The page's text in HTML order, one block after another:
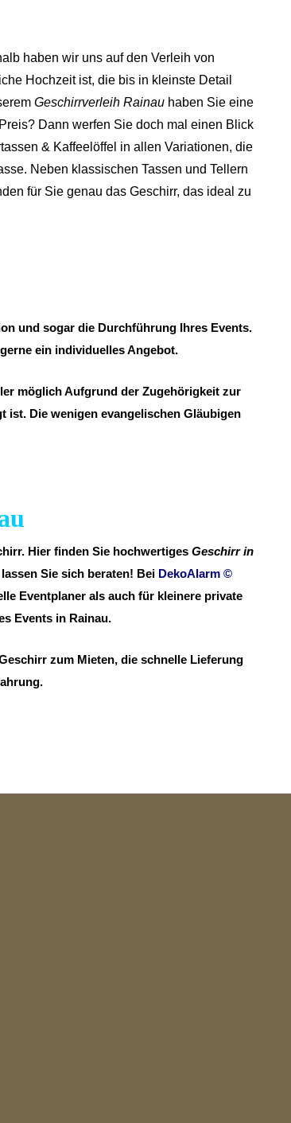
haben wir uns auf den Verleih von
Hochzeit ist, die bis in kleinste Detail
Geschirrverleih Rainau haben Sie eine
Dann werfen Sie doch mal einen Blick
& Kaffeelöffel in allen Variationen, die
Neben klassischen Tassen und Tellern
für Sie genau das Geschirr, das ideal zu
und sogar die Durchführung Ihres Events.
ein individuelles Angebot.
möglich Aufgrund der Zugehörigkeit zur
ist. Die wenigen evangelischen Gläubigen
Hier finden Sie hochwertiges Geschirr in
Sie sich beraten! Bei DekoAlarm ©
Eventplaner als auch für kleinere private
Events in Rainau.
zum Mieten, die schnelle Lieferung